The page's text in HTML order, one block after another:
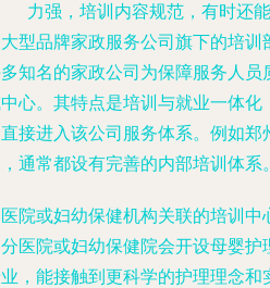
力强，培训内容规范，有时还
大型品牌家政服务公司旗下的培训
知名的家政公司为保障服务人
心。其特点是培训与就业一体化
接进入该公司服务体系。例如
通常都设有完善的内部培训体系。
医院或妇幼保健机构关联的培训中
医院或妇幼保健院会开设母婴
，能接触到更科学的护理理念